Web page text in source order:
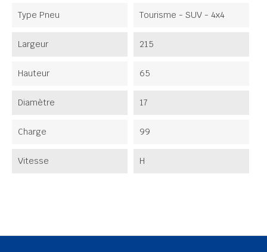
Type Pneu Tourisme - SUV - 4x4
Largeur 215
Hauteur 65
Diamètre 17
Charge 99
Vitesse H